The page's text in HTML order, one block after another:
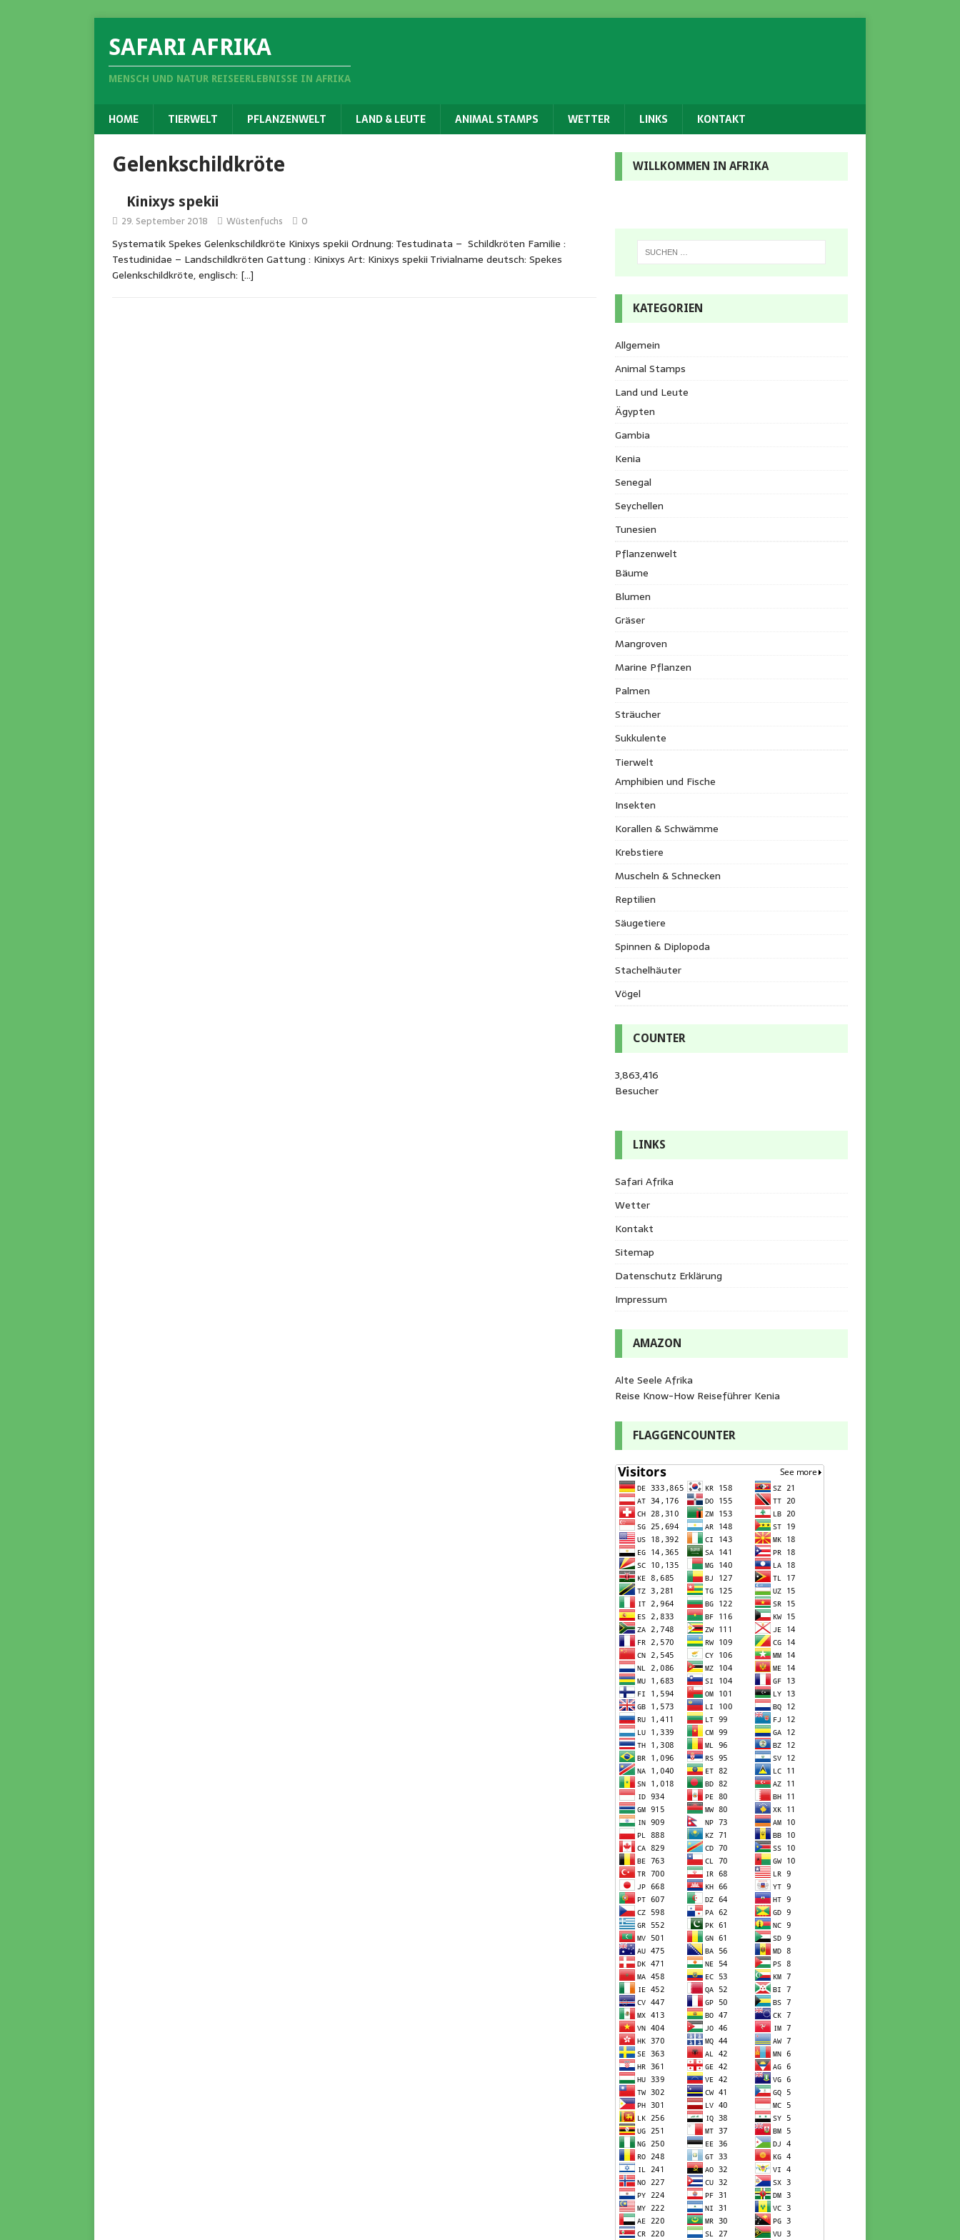
SAFARI AFRIKA
MENSCH UND NATUR REISEERLEBNISSE IN AFRIKA
HOME TIERWELT PFLANZENWELT LAND & LEUTE ANIMAL STAMPS WETTER LINKS KONTAKT
Gelenkschildkröte
Kinixys spekii
29. September 2018 Wüstenfuchs 0
Systematik Spekes Gelenkschildkröte Kinixys spekii Ordnung: Testudinata – Schildkröten Familie :
Testudinidae – Landschildkröten Gattung : Kinixys Art: Kinixys spekii Trivialname deutsch: Spekes
Gelenkschildkröte, englisch: […]
WILLKOMMEN IN AFRIKA
KATEGORIEN
Allgemein
Animal Stamps
Land und Leute
Ägypten
Gambia
Kenia
Senegal
Seychellen
Tunesien
Pflanzenwelt
Bäume
Blumen
Gräser
Mangroven
Marine Pflanzen
Palmen
Sträucher
Sukkulente
Tierwelt
Amphibien und Fische
Insekten
Korallen & Schwämme
Krebstiere
Muscheln & Schnecken
Reptilien
Säugetiere
Spinnen & Diplopoda
Stachelhäuter
Vögel
COUNTER
3,863,416
Besucher
LINKS
Safari Afrika
Wetter
Kontakt
Sitemap
Datenschutz Erklärung
Impressum
AMAZON
Alte Seele Afrika
Reise Know-How Reiseführer Kenia
FLAGGENCOUNTER